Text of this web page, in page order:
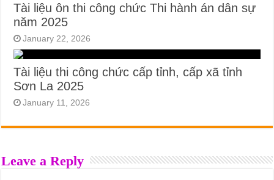
Tài liệu ôn thi công chức Thi hành án dân sự
năm 2025
January 22, 2026
Tài liệu thi công chức cấp tỉnh, cấp xã tỉnh
Sơn La 2025
January 11, 2026
Leave a Reply